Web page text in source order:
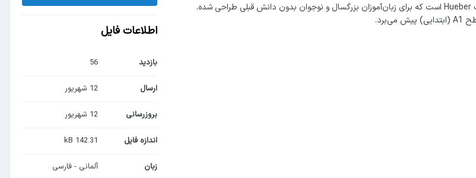
کتاب Menschen A1.2 Kursbuch دومین جلد از سطح A1 مجموعه Menshen از انتشارات Hueber است که برای زبان‌آموزان بزرگسال و نوجوان بدون دانش قبلی طراحی شده.
اطلاعات فایل
بازدید 56
ارسال 12 شهریور
بروزرسانی 12 شهریور
اندازه فایل 142.31 kB
زبان آلمانی - فارسی